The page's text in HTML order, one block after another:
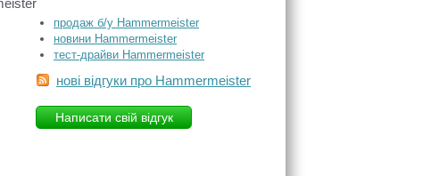
продаж б/у Hammermeister
новини Hammermeister
тест-драйви Hammermeister
нові відгуки про Hammermeister
Написати свій відгук